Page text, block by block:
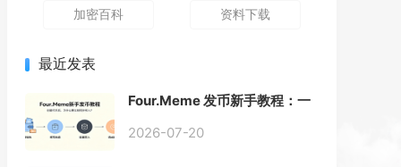
加密百科 资料下载
最近发表
Four.Meme 发币新手教程：一
动踩坑
2026-07-20